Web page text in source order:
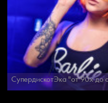
СупердискотЭка "от 90х до